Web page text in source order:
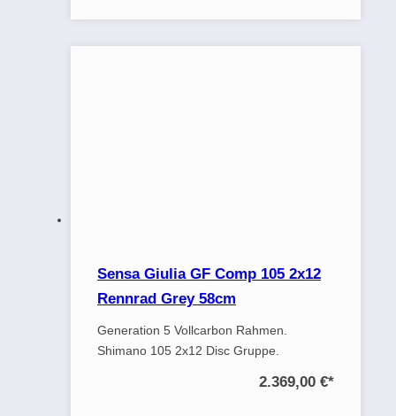
Sensa Giulia GF Comp 105 2x12
Rennrad Grey 58cm
Generation 5 Vollcarbon Rahmen.
Shimano 105 2x12 Disc Gruppe.
2.369,00 €*